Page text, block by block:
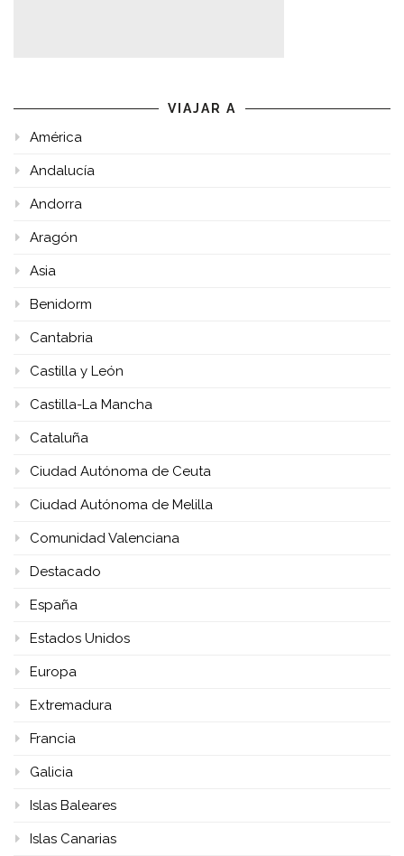
VIAJAR A
América
Andalucía
Andorra
Aragón
Asia
Benidorm
Cantabria
Castilla y León
Castilla-La Mancha
Cataluña
Ciudad Autónoma de Ceuta
Ciudad Autónoma de Melilla
Comunidad Valenciana
Destacado
España
Estados Unidos
Europa
Extremadura
Francia
Galicia
Islas Baleares
Islas Canarias